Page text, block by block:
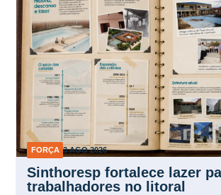
FORÇA 3 AGO 2026
Sinthoresp fortalece lazer
trabalhadores no litoral